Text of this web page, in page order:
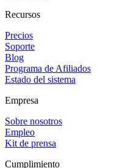
Recursos
Precios
Soporte
Blog
Programa de Afiliados
Estado del sistema
Empresa
Sobre nosotros
Empleo
Kit de prensa
Cumplimiento